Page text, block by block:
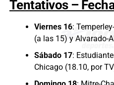
Tentativos –
Viernes 16:
(a las 15) y Alvarado-
Sábado 17:
Chicago (18.10, por